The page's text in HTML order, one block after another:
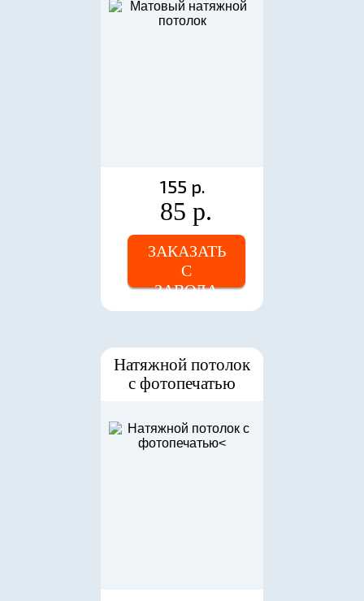
155 р.
85 р.
ЗАКАЗАТЬ
С
ЗАВОДА
Натяжной потолок
с фотопечатью